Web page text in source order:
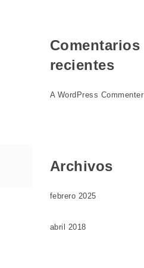
Comentarios
recientes
A WordPress Commenter
Archivos
febrero 2025
abril 2018